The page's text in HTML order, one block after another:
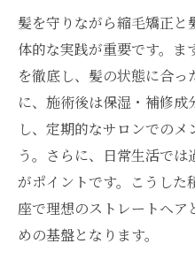
髪を守りながら縮毛矯正
体的な実践が重要です。ま
を徹底し、髪の状態に合
に、施術後は保湿・補修
し、定期的なサロンでのメ
う。さらに、日常生活で
がポイントです。こうした
座で理想のストレートヘ
めの基盤となります。